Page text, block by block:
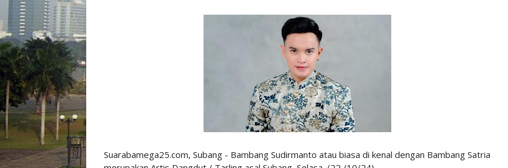
Suarabamega25.com, Subang - Bambang Sudirmanto atau biasa di kenal dengan Bambang Satria